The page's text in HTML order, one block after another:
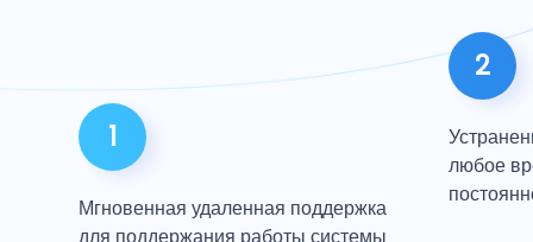
1
Мгновенная удаленная поддержка
2
любое